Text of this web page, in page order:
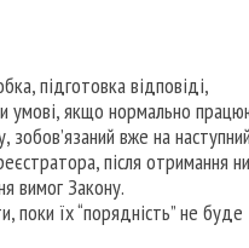
підготовка відповіді,
умові, якщо нормально
зобов’язаний вже на наступний
після отримання
вимог Закону.
поки їх “порядність” не буде